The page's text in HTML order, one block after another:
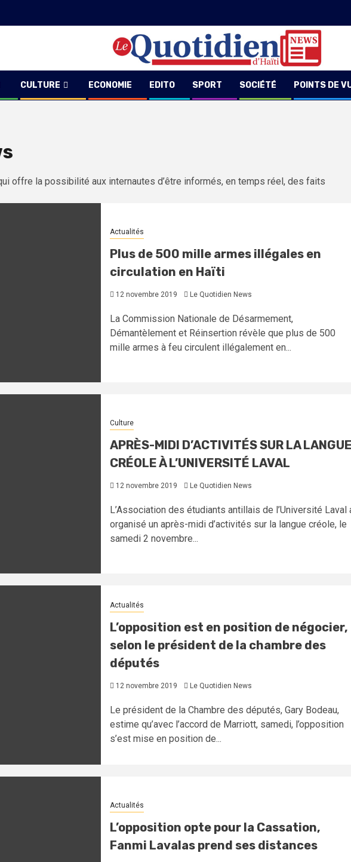
CULTURE ECONOMIE EDITO SPORT SOCIÉTÉ POINTS DE
offre la possibilité aux internautes d’être informés, en temps réel, des faits
Actualités
Plus de 500 mille armes illégales en
circulation en Haïti
12 novembre 2019 Le Quotidien News
La Commission Nationale de Désarmement,
Démantèlement et Réinsertion révèle que plus de 500
mille armes à feu circulent illégalement en...
Culture
APRÈS-MIDI D’ACTIVITÉS SUR LA
CRÉOLE À L’UNIVERSITÉ LAVAL
12 novembre 2019 Le Quotidien News
L’Association des étudiants antillais de l’Université Laval
organisé un après-midi d’activités sur la langue créole, le
samedi 2 novembre...
Actualités
L’opposition est en position de négocier,
selon le président de la chambre des
députés
12 novembre 2019 Le Quotidien News
Le président de la Chambre des députés, Gary Bodeau,
estime qu’avec l’accord de Marriott, samedi, l’opposition
s’est mise en position de...
Actualités
L’opposition opte pour la Cassation,
Fanmi Lavalas prend ses distances